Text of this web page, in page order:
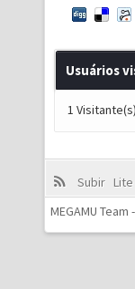
Usuários
1 Visitante(s)
Subir
MEGAMU